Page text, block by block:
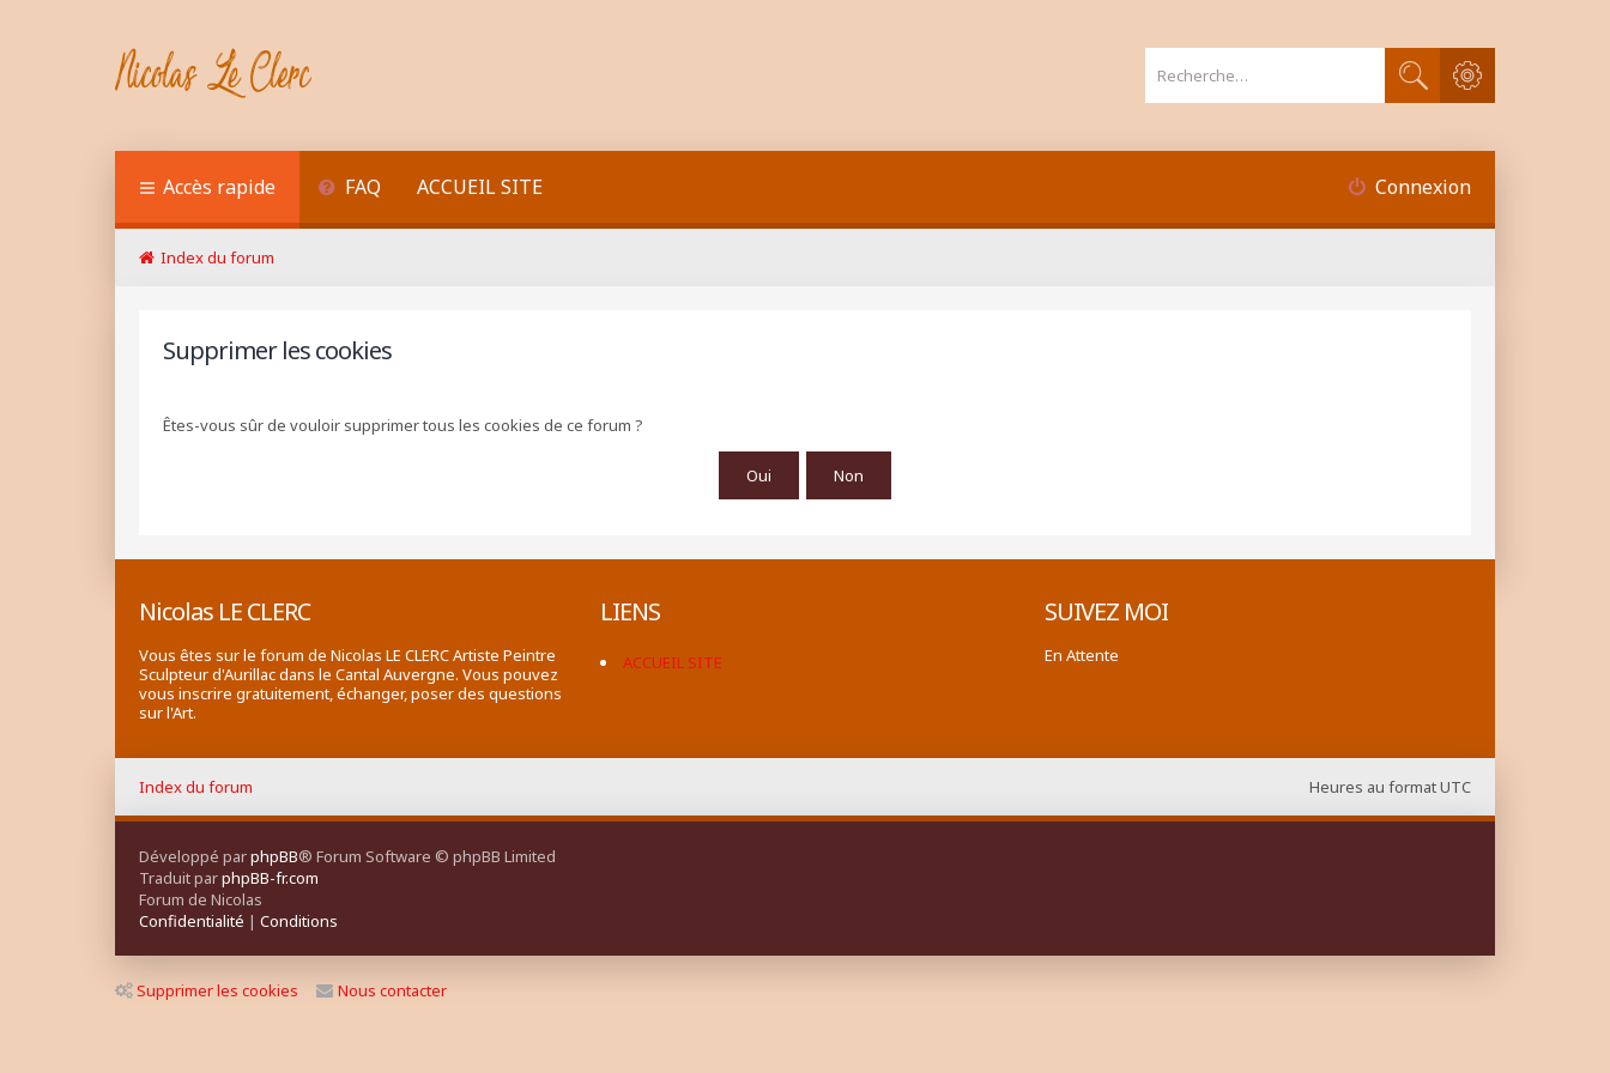
Rechercher
Recherche avancée
Accès rapide FAQ ACCUEIL SITE Connexion
Index du forum
Supprimer les cookies
Êtes-vous sûr de vouloir supprimer tous les cookies de ce forum ?
Nicolas LE CLERC
Vous êtes sur le forum de Nicolas LE CLERC Artiste Peintre
Sculpteur d'Aurillac dans le Cantal Auvergne. Vous pouvez
vous inscrire gratuitement, échanger, poser des questions
sur l'Art.
LIENS
ACCUEIL SITE
SUIVEZ MOI
En Attente
Heures au formatUTC
Index du forum
Développé parphpBB® Forum Software © phpBB Limited
Traduit parphpBB-fr.com
Forum de Nicolas
Confidentialité | Conditions
Supprimer les cookies Nous contacter